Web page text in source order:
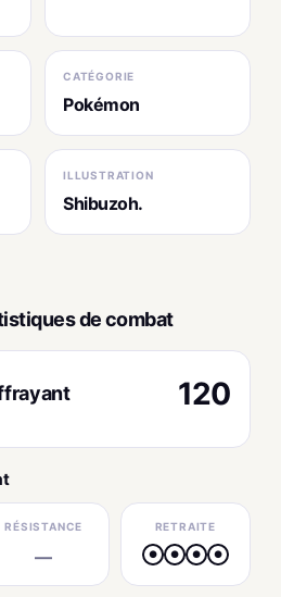
CATÉGORIE
Pokémon
ILLUSTRATION
Shibuzoh.
de combat
120
RÉSISTANCE
—
RETRAITE
● ● ● ●